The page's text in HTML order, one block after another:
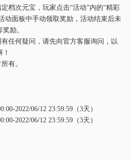
档次元宝，玩家点击“活动”内的“精彩
动面板中手动领取奖励，活动结束后未
励。
任何疑问，请先向官方客服询问，以
有。
2022/06/12 23:59:59（3天）
2022/06/12 23:59:59（3天）